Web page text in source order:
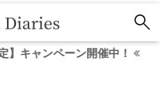
ーン開催中！